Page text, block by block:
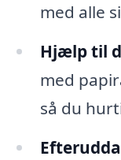
med alle
Hjælp til
med
så du